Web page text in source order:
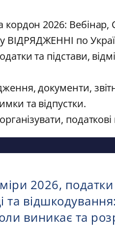
кордон 2026: Вебінар,
по
та підстави,
документи,
та відпустки.
2026, податки
та
виникає та